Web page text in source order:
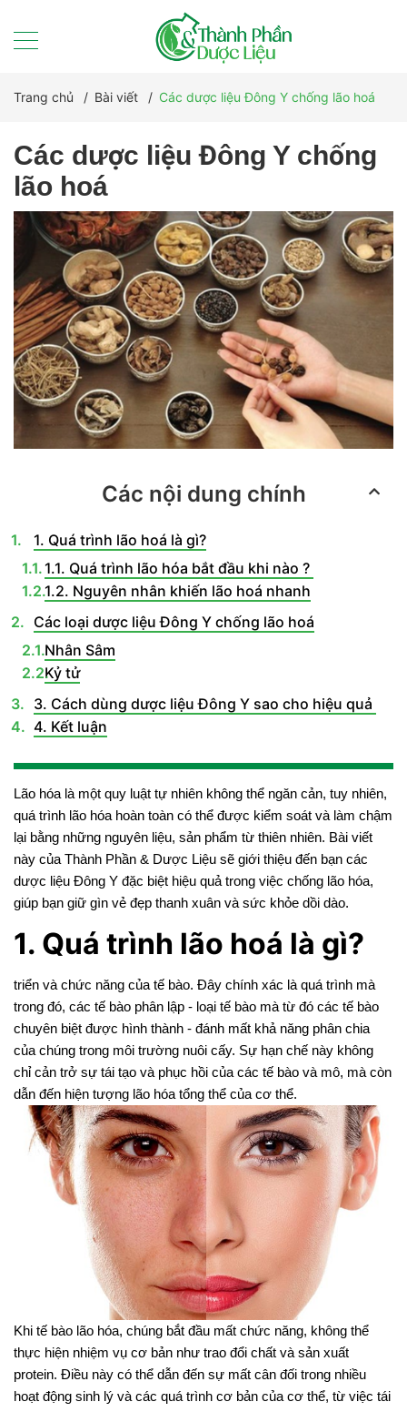
Trang chủ / Bài viết / Các dược liệu Đông Y chống lão hoá
Các dược liệu Đông Y chống
lão hoá
Các nội dung chính
1. Quá trình lão hoá là gì?
1.1. Quá trình lão hóa bắt đầu khi nào ?
1.2. Nguyên nhân khiến lão hoá nhanh
Các loại dược liệu Đông Y chống lão hoá
Nhân Sâm
Kỷ tử
3. Cách dùng dược liệu Đông Y sao cho hiệu quả
4. Kết luận
Lão hóa là một quy luật tự nhiên không thể ngăn cản, tuy nhiên,
quá trình lão hóa hoàn toàn có thể được kiểm soát và làm chậm
lại bằng những nguyên liệu, sản phẩm từ thiên nhiên. Bài viết
này của Thành Phần & Dược Liệu sẽ giới thiệu đến bạn các
dược liệu Đông Y đặc biệt hiệu quả trong việc chống lão hóa,
giúp bạn giữ gìn vẻ đẹp thanh xuân và sức khỏe dồi dào.
1. Quá trình lão hoá là gì?
triển và chức năng của tế bào. Đây chính xác là quá trình mà
trong đó, các tế bào phân lập - loại tế bào mà từ đó các tế bào
chuyên biệt được hình thành - đánh mất khả năng phân chia
của chúng trong môi trường nuôi cấy. Sự hạn chế này không
chỉ cản trở sự tái tạo và phục hồi của các tế bào và mô, mà còn
dẫn đến hiện tượng lão hóa tổng thể của cơ thể.
Khi tế bào lão hóa, chúng bắt đầu mất chức năng, không thể
thực hiện nhiệm vụ cơ bản như trao đổi chất và sản xuất
protein. Điều này có thể dẫn đến sự mất cân đối trong nhiều
hoạt động sinh lý và các quá trình cơ bản của cơ thể, từ việc tái